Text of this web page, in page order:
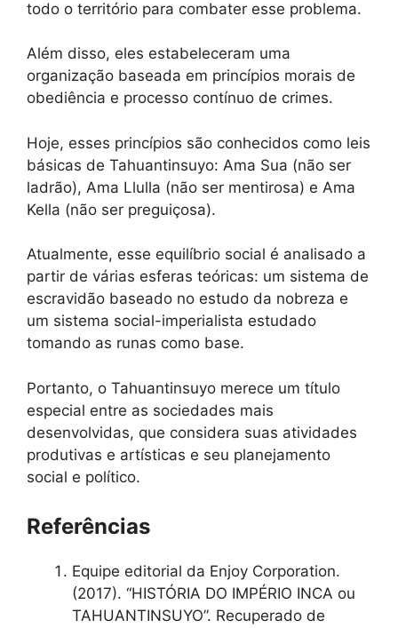
todo o território para combater esse problema.
Além disso, eles estabeleceram uma
organização baseada em princípios morais de
obediência e processo contínuo de crimes.
Hoje, esses princípios são conhecidos como leis
básicas de Tahuantinsuyo: Ama Sua (não ser
ladrão), Ama Llulla (não ser mentirosa) e Ama
Kella (não ser preguiçosa).
Atualmente, esse equilíbrio social é analisado a
partir de várias esferas teóricas: um sistema de
escravidão baseado no estudo da nobreza e
um sistema social-imperialista estudado
tomando as runas como base.
Portanto, o Tahuantinsuyo merece um título
especial entre as sociedades mais
desenvolvidas, que considera suas atividades
produtivas e artísticas e seu planejamento
social e político.
Referências
Equipe editorial da Enjoy Corporation.
(2017). “HISTÓRIA DO IMPÉRIO INCA ou
TAHUANTINSUYO”. Recuperado de